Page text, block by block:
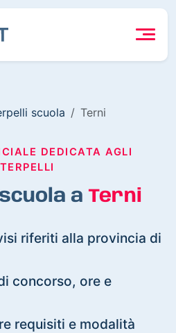
scuola Terni
DEDICATA AGLI
a Terni
riferiti alla provincia di
concorso, ore e
requisiti e modalità